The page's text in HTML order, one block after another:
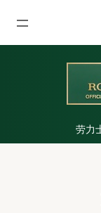
劳力